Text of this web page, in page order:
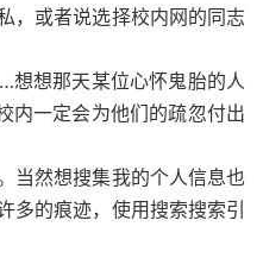
，或者说选择校内网的同志
想想那天某位心怀鬼胎的人
内一定会为他们的疏忽付出
当然想搜集我的个人信息也
多的痕迹，使用搜索搜索引